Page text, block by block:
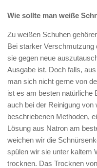
Wie sollte man weiße
Zu weißen Schuhen
Bei starker
sie gegen neue
Ausgabe ist. Doch falls,
man sich nicht gerne von
ist es am besten natürliche
auch bei der Reinigung von
beschriebenen Methoden,
Lösung aus Natron am
weichen wir die
spülen wir sie unter kaltem
trocknen. Das Trocknen